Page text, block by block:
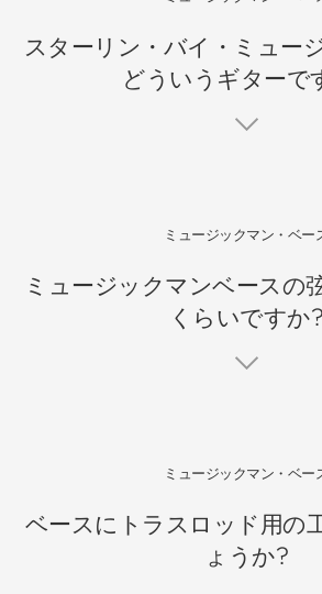
スターリン・バイ・ミュー
どういうギターで
ミュージックマン・ベー
ミュージックマンベースの
くらいですか?
ミュージックマン・ベー
ベースにトラスロッド用の
ょうか?